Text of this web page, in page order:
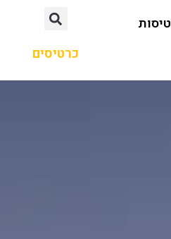
טיסות
כרטיסים